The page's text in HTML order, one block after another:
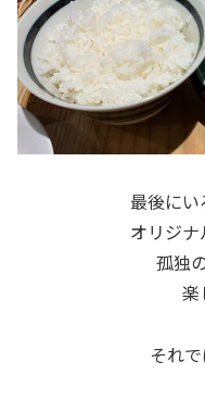
最後にい
オリジ
孤独
楽
それ